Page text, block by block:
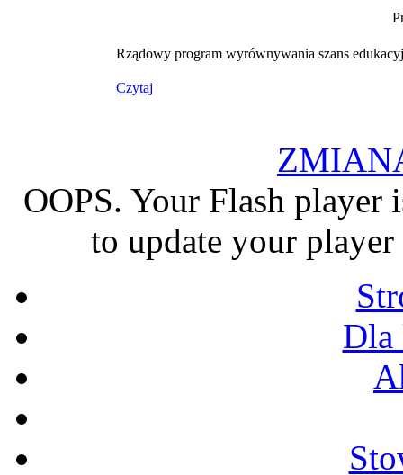
Rządowy program wyrównywania szans
Czytaj
OOPS. Your Flash player
to update your
Dla